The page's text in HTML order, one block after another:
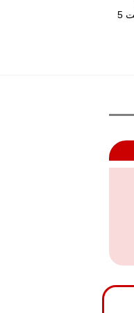
4CbDC24V1 دارای 24 ولت 5